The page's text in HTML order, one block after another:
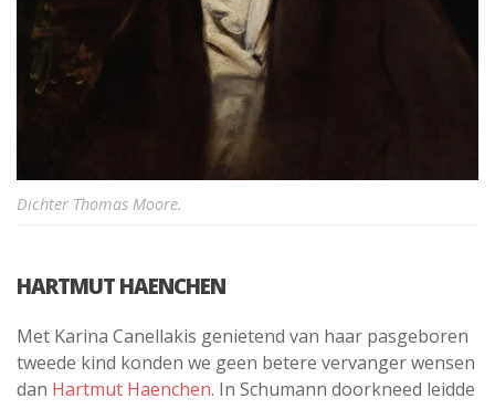
Dichter Thomas Moore.
HARTMUT HAENCHEN
Met Karina Canellakis genietend van haar pasgeboren
tweede kind konden we geen betere vervanger wensen
dan Hartmut Haenchen. In Schumann doorkneed leidde